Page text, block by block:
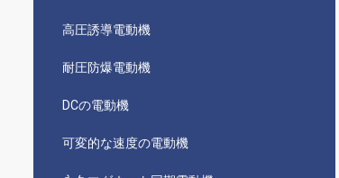
高圧誘導電動機
耐圧防爆電動機
DCの電動機
可変的な速度の電動機